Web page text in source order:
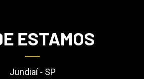
ESTAMOS
Jundiaí - SP